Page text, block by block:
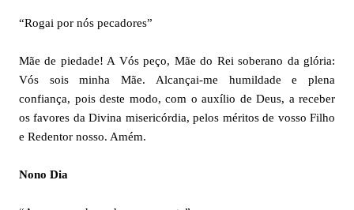
“Rogai por nós pecadores”
Mãe de piedade! A Vós peço, Mãe do Rei soberano da glória:
Vós sois minha Mãe. Alcançai-me humildade e plena
confiança, pois deste modo, com o auxílio de Deus, a receber
os favores da Divina misericórdia, pelos méritos de vosso Filho
e Redentor nosso. Amém.
Nono Dia